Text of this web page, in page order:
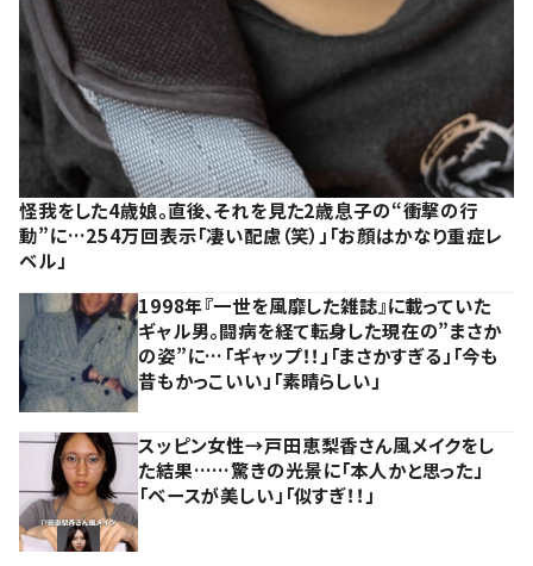
怪我をした4歳娘。直後、それを見た2歳息子の“衝撃の行
動”に…254万回表示「凄い配慮（笑）」「お顔はかなり重症レ
ベル」
1998年『一世を風靡した雑誌』に載っていた
ギャル男。闘病を経て転身した現在の”まさか
の姿”に…「ギャップ！！」「まさかすぎる」「今も
昔もかっこいい」「素晴らしい」
スッピン女性→戸田恵梨香さん風メイクをし
た結果……驚きの光景に「本人かと思った」
「ベースが美しい」「似すぎ！！」